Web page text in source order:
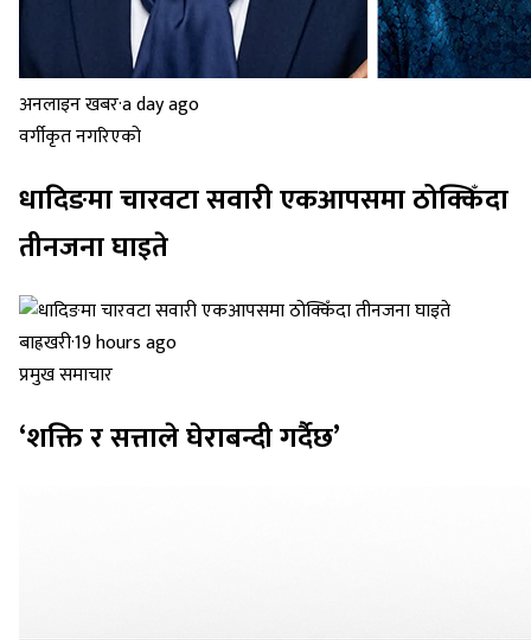
अनलाइन खबर·a day ago
वर्गीकृत नगरिएको
धादिङमा चारवटा सवारी एकआपसमा ठोक्किँदा
तीनजना घाइते
बाह्रखरी·19 hours ago
प्रमुख समाचार
‘शक्ति र सत्ताले घेराबन्दी गर्दैछ’